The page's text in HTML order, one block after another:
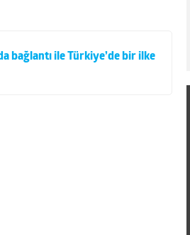
bağlantı ile Türkiye’de bir ilke